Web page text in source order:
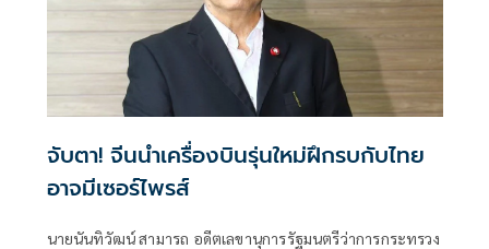
จับตา! จีนนำเครื่องบินรุ่นใหม่ฝึกรบกับไทย
อาจมีเซอร์ไพรส์
นายนันทิวัฒน์ สามารถ อดีตเลขานุการรัฐมนตรีว่าการกระทรวง